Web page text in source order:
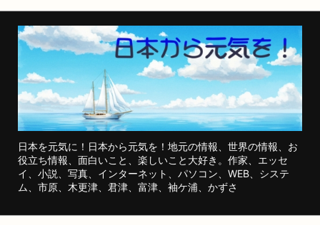
日本を元気に！日本から元気を！地元の情報、世界の情報、お
役立ち情報、面白いこと、楽しいこと大好き。作家、エッセ
イ、小説、写真、インターネット、パソコン、WEB、システ
ム、市原、木更津、君津、富津、袖ケ浦、かずさ